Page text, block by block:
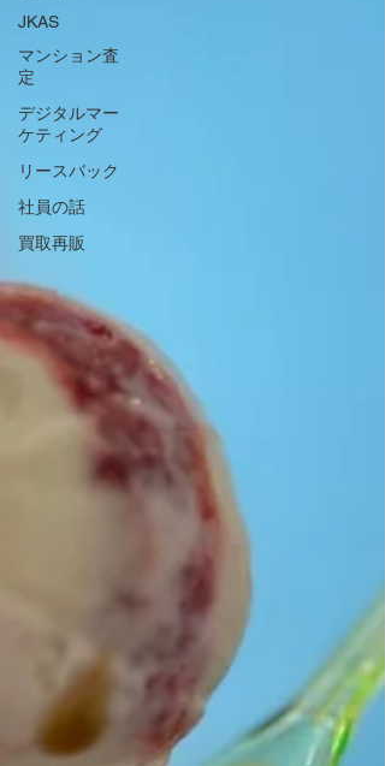
JKAS
マンション査
定
デジタルマー
ケティング
リースバック
社員の話
買取再販